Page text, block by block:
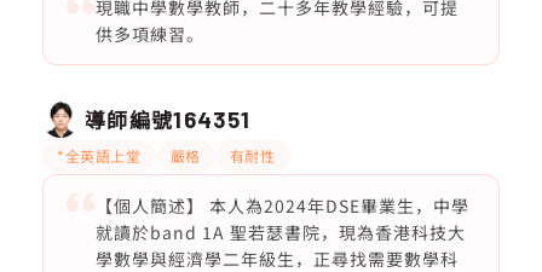
現職中學數學教師，二十多年教學經驗，可提
供多項練習。
導師編號164351
*全英語上堂 嚴格 有耐性
【個人簡述】 本人為2024年DSE畢業生，中學
就讀於band 1A 聖若瑟書院，現為香港科技大
學數學與經濟學二年級生，正尋找需要數學科